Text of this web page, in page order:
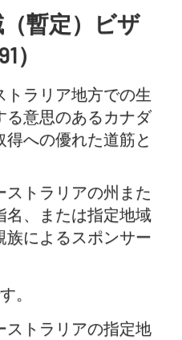
暫定）ビザ
）
トラリア地方での生
る意思のあるカナダ
得への優れた道筋と
ストラリアの州また
名、または指定地域
族によるスポンサー
。
ストラリアの指定地